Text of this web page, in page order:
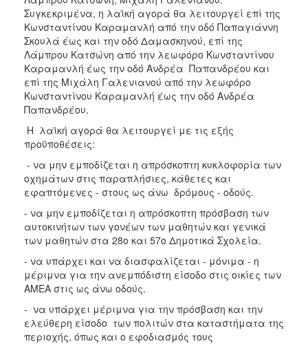
ΤΟΠΟΣ
ΠΟΛΙΤΙΣΜΟΣ
ΑΝΘΕΚΤΙΚΗ
Συγκεκριμένα, η λαϊκή αγορά θα λειτουργεί επί της
Κωνσταντίνου Καραμανλή από την οδό Παπαγιάννη
Σκουλά έως και την οδό Δαμασκηνού, επί της
Λάμπρου Κατσώνη από την λεωφόρο Κωνσταντίνου
Καραμανλή έως την οδό Ανδρέα Παπανδρέου και
επί της Μιχάλη Γαλενιανού από την λεωφόρο
Κωνσταντίνου Καραμανλή έως την οδό Ανδρέα
Παπανδρέου.
Η λαϊκή αγορά θα λειτουργεί με τις εξής
προϋποθέσεις:
- να μην εμποδίζεται η απρόσκοπτη κυκλοφορία των
οχημάτων στις παραπλήσιες, κάθετες και
εφαπτόμενες - στους ως άνω δρόμους - οδούς.
- να μην εμποδίζεται η απρόσκοπτη πρόσβαση των
αυτοκινήτων των γονέων των μαθητών και γενικά
των μαθητών στα 28ο και 57ο Δημοτικά Σχολεία.
- να υπάρχει και να διασφαλίζεται - μόνιμα - η
μέριμνα για την ανεμπόδιστη είσοδο στις οικίες των
ΑΜΕΑ στις ως άνω οδούς.
- να υπάρχει μέριμνα για την πρόσβαση και την
ελεύθερη είσοδο των πολιτών στα καταστήματα της
περιοχής, όπως και ο εφοδιασμός τους